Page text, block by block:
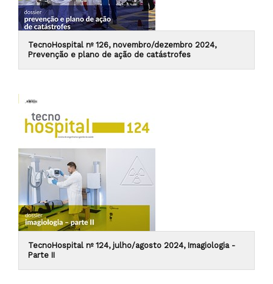
TecnoHospital nº 126, novembro/dezembro 2024,
Prevenção e plano de ação de catástrofes
TecnoHospital nº 124, julho/agosto 2024, Imagiologia -
Parte II